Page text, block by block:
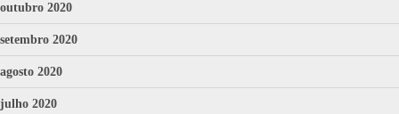
outubro 2020
setembro 2020
agosto 2020
julho 2020